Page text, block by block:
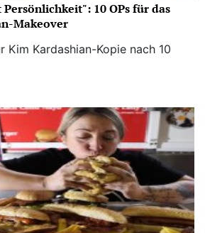
10 OPs für das
Makeover
Kim Kardashian-Kopie nach 10